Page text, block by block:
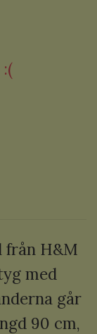
från H&M
med
går
90 cm,